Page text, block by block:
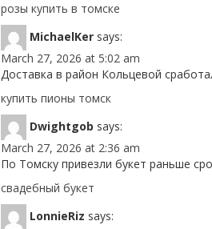
розы купить в томске
MichaelKer says:
March 27, 2026 at 5:02 am
Доставка в район Кольцевой
купить пионы томск
Dwightgob says:
March 27, 2026 at 2:36 am
По Томску привезли букет раньше
свадебный букет
LonnieRiz says: